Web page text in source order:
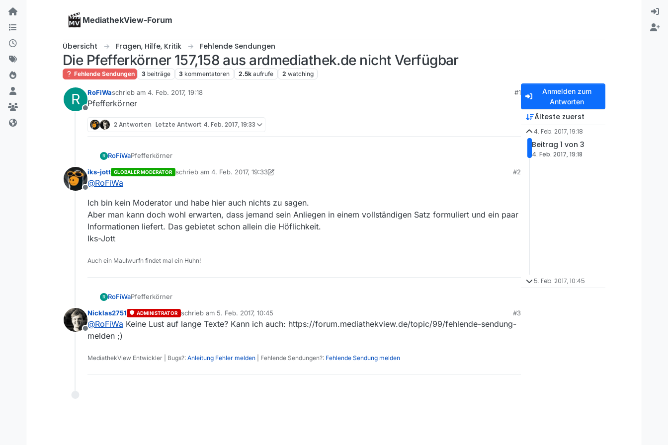
Skip to content
MediathekView-Forum
Übersicht Fragen, Hilfe, Kritik Fehlende Sendungen
Die Pfefferkörner 157,158 aus ardmediathek.de nicht Verfügbar
Fehlende Sendungen 3 beiträge 3 kommentatoren 2.5k aufrufe 2 watching
R
Offline
RoFiWaschrieb am 4. Feb. 2017, 19:18
zuletzt editiert von
#1
Pfefferkörner
2 Antworten Letzte Antwort 4. Feb. 2017, 19:33
R RoFiWaPfefferkörner
Offline
iks-jott GLOBALER MODERATOR schrieb am 4. Feb. 2017, 19:33
zuletzt editiert von iks-jott2. Apr. 2017, 21:02
#2
@RoFiWa
Ich bin kein Moderator und habe hier auch nichts zu sagen.
Aber man kann doch wohl erwarten, dass jemand sein Anliegen in einem vollständigen Satz formuliert und ein paar
Informationen liefert. Das gebietet schon allein die Höflichkeit.
Iks-Jott
Auch ein Maulwurfn findet mal ein Huhn!
R RoFiWaPfefferkörner
Offline
Nicklas2751 ADMINISTRATOR schrieb am 5. Feb. 2017, 10:45
zuletzt editiert von
#3
@RoFiWa Keine Lust auf lange Texte? Kann ich auch: https://forum.mediathekview.de/topic/99/fehlende-sendung-
melden ;)
MediathekView Entwickler | Bugs?: Anleitung Fehler melden | Fehlende Sendungen?: Fehlende Sendung melden
Anmelden zum
Antworten
Älteste zuerst
4. Feb. 2017, 19:18
Beitrag 1 von 3
4. Feb. 2017, 19:18
5. Feb. 2017, 10:45